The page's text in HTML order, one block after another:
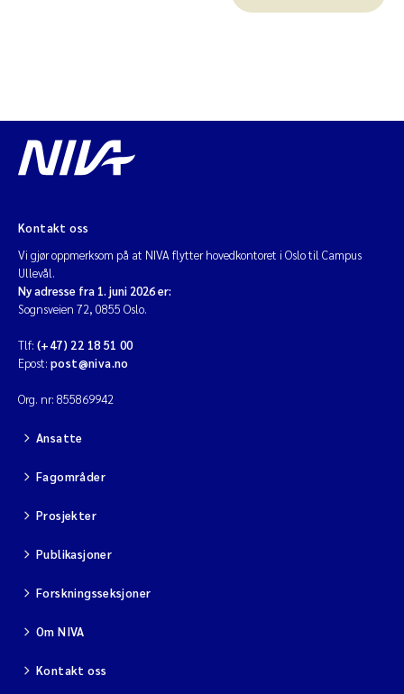
Kontakt oss
Vi gjør oppmerksom på at NIVA flytter hovedkontoret i Oslo til Campus
Ullevål.
Ny adresse fra 1. juni 2026 er:
Sognsveien 72, 0855 Oslo.
Tlf: (+47) 22 18 51 00
Epost: post@niva.no
Org. nr: 855869942
Ansatte
Fagområder
Prosjekter
Publikasjoner
Forskningsseksjoner
Om NIVA
Kontakt oss